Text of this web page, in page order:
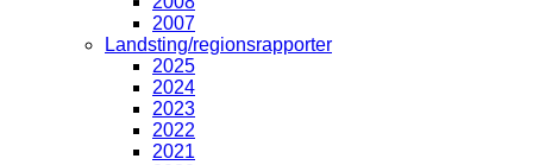
2007
Landsting/regionsrapporter
2025
2024
2023
2022
2021